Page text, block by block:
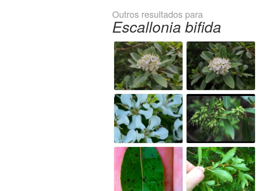
Outros resultados para
Escallonia bifida